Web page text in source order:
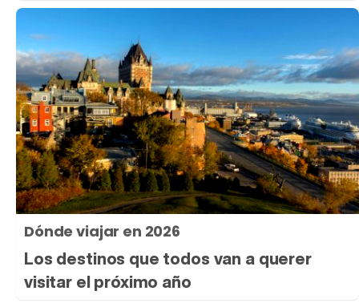
Dónde viajar en 2026
Los destinos que todos van a querer
visitar el próximo año